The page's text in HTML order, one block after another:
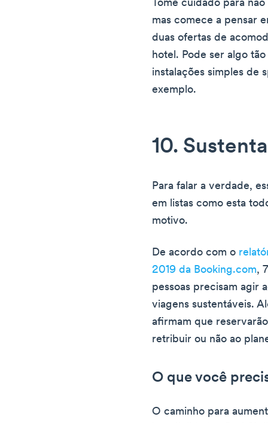
Tome cuidado para
mas comece a pensar
duas ofertas de
hotel. Pode ser algo
instalações simples de
exemplo.
10.
Para falar a verdade,
em listas como esta
motivo.
De acordo com o
2019 da Booking.com,
pessoas precisam agir
viagens sustentáveis.
afirmam que
retribuir ou não ao
O que você
O caminho para